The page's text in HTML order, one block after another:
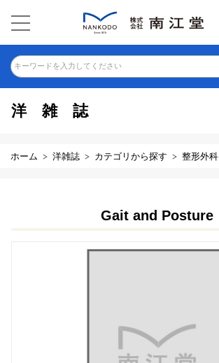
キーワードを入力してください
洋雑誌
ホーム 洋雑誌 カテゴリから探す 整形外科
Gait and Posture